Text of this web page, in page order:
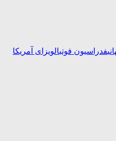
فدراسیون فوتبالویزای آمریکا